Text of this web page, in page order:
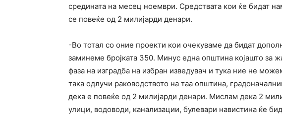
средината на месец ноември. Средствата кои ќе бидат
се повеќе од 2 милијарди денари.
-Во тотал со оние проекти кои очекуваме да бидат
заминеме бројката 350. Минус една општина којашто за
фаза на изградба на избран изведувач и тука ние не
така одлучи раководството на таа општина,
дека е повеќе од 2 милијарди денари. Мислам дека 2
улици, водоводи, канализации, булевари навистина ќе